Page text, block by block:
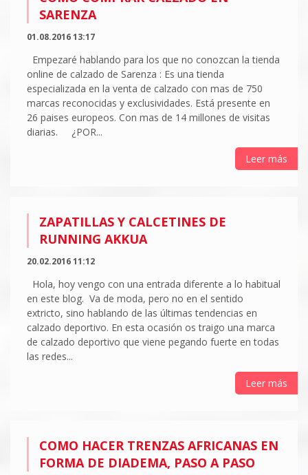
SARENZA
01.08.2016 13:17
Empezaré hablando para los que no conozcan la tienda
online de calzado de Sarenza : Es una tienda
especializada en la venta de calzado con mas de 750
marcas reconocidas y exclusividades. Está presente en
26 paises europeos. Con mas de 14 millones de visitas
diarias. ¿POR...
Leer más
ZAPATILLAS Y CALCETINES DE
RUNNING AKKUA
20.02.2016 11:12
Hola, hoy vengo con una entrada diferente a lo habitual
en este blog. Va de moda, pero no en el sentido
extricto, sino hablando de las últimas tendencias en
calzado deportivo. En esta ocasión os traigo una marca
de calzado deportivo que viene pegando fuerte en todas
las redes...
Leer más
COMO HACER TRENZAS AFRICANAS EN
FORMA DE DIADEMA, PASO A PASO